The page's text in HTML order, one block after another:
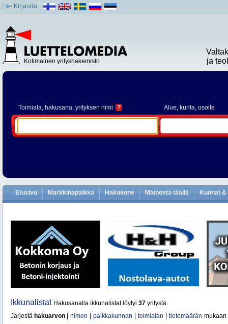
Kirjaudu
Kotimainen yrityshakemisto
ja
Toimiala, hakusana, yrityksen nimi ? Alue, kunta, osoite
Etusivu Markkinapaikka Hakukone Mainosta täällä Kunnat
Ikkunalistat Hakusanalla ikkunalistat löytyi 37 yritystä.
Järjestä hakuarvon nimen paikkakunnan toimialan tietomäärän mukaan